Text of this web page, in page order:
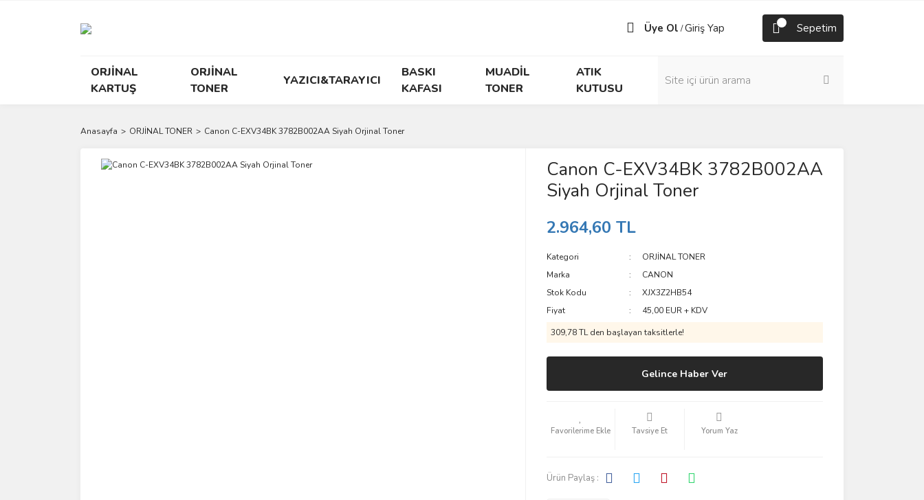
Üye Ol /Giriş Yap Sepetim
ORJİNAL
KARTUŞ
ORJİNAL
TONER
YAZICI&TARAYICI
BASKI
KAFASI
MUADİL
TONER
ATIK
KUTUSU
Anasayfa ORJİNAL TONER Canon C-EXV34BK 3782B002AA Siyah Orjinal Toner
Canon C-EXV34BK 3782B002AA
Siyah Orjinal Toner
2.964,60 TL
Kategori
ORJİNAL TONER
Marka
CANON
Stok Kodu
XJX3Z2HB54
Fiyat
45,00 EUR + KDV
309,78 TL den başlayan taksitlerle!
Gelince Haber Ver
Tavsiye Et Yorum Yaz
Ürün Paylaş :